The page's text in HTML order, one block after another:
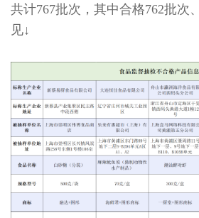
共计767批次，其中合格762批次
见↓